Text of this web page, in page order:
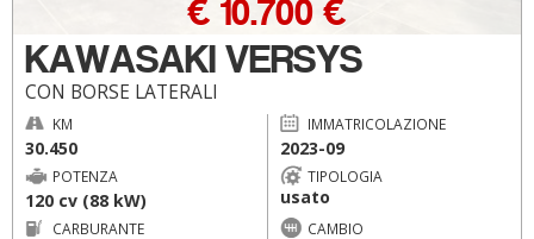
KAWASAKI VERSYS
CON BORSE LATERALI
€ 10.700 €
KM
30.450
IMMATRICOLAZIONE
2023-09
POTENZA
120 cv (88 kW)
TIPOLOGIA
usato
CARBURANTE CAMBIO